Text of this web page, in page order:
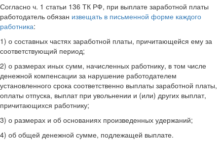
Согласно ч. 1 статьи 136 ТК РФ, при выплате заработной платы
работодатель обязан извещать в письменной форме каждого
работника:
1) о составных частях заработной платы, причитающейся ему за
соответствующий период;
2) о размерах иных сумм, начисленных работнику, в том числе
денежной компенсации за нарушение работодателем
установленного срока соответственно выплаты заработной платы,
оплаты отпуска, выплат при увольнении и (или) других выплат,
причитающихся работнику;
3) о размерах и об основаниях произведенных удержаний;
4) об общей денежной сумме, подлежащей выплате.